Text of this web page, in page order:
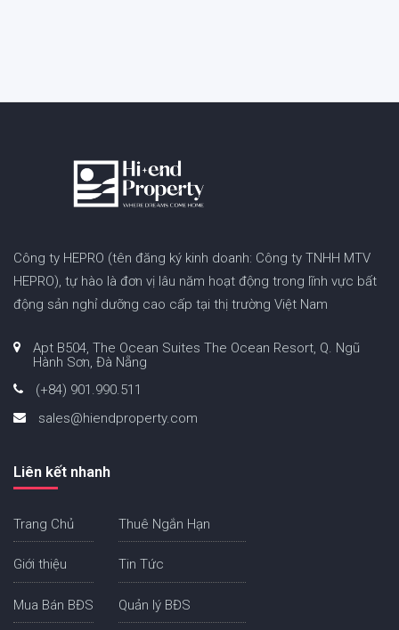
Công ty HEPRO (tên đăng ký kinh doanh: Công ty TNHH MTV
HEPRO), tự hào là đơn vị lâu năm hoạt động trong lĩnh vực bất
động sản nghỉ dưỡng cao cấp tại thị trường Việt Nam
Apt B504, The Ocean Suites The Ocean Resort, Q. Ngũ
Hành Sơn, Đà Nẵng
(+84) 901.990.511
sales@hiendproperty.com
Liên kết nhanh
Trang Chủ
Giới thiệu
Mua Bán BĐS
Thuê Ngắn Hạn
Tin Tức
Quản lý BĐS